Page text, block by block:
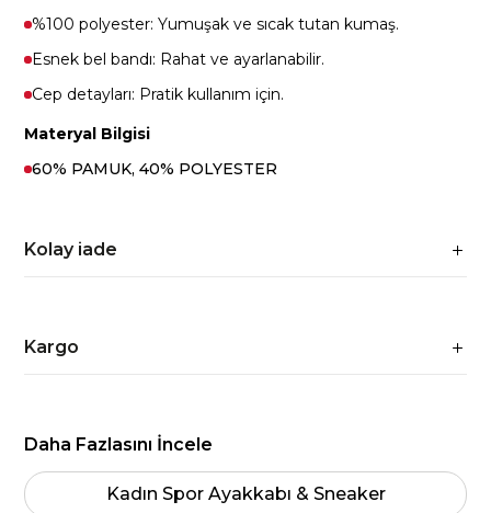
%100 polyester: Yumuşak ve sıcak tutan kumaş.
Esnek bel bandı: Rahat ve ayarlanabilir.
Cep detayları: Pratik kullanım için.
Materyal Bilgisi
60% PAMUK, 40% POLYESTER
Kolay iade
Kargo
Daha Fazlasını İncele
Kadın Spor Ayakkabı & Sneaker